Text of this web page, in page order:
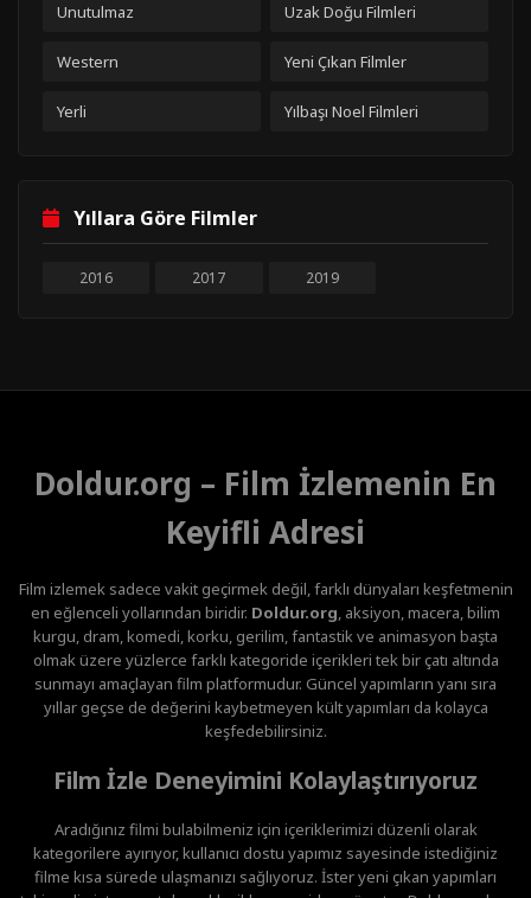
Unutulmaz Uzak Doğu Filmleri
Western Yeni Çıkan Filmler
Yerli Yılbaşı Noel Filmleri
Yıllara Göre Filmler
2016 2017 2019
Doldur.org – Film İzlemenin En
Keyifli Adresi
Film izlemek sadece vakit geçirmek değil, farklı dünyaları keşfetmenin
en eğlenceli yollarından biridir. Doldur.org, aksiyon, macera, bilim
kurgu, dram, komedi, korku, gerilim, fantastik ve animasyon başta
olmak üzere yüzlerce farklı kategoride içerikleri tek bir çatı altında
sunmayı amaçlayan film platformudur. Güncel yapımların yanı sıra
yıllar geçse de değerini kaybetmeyen kült yapımları da kolayca
keşfedebilirsiniz.
Film İzle Deneyimini Kolaylaştırıyoruz
Aradığınız filmi bulabilmeniz için içeriklerimizi düzenli olarak
kategorilere ayırıyor, kullanıcı dostu yapımız sayesinde istediğiniz
filme kısa sürede ulaşmanızı sağlıyoruz. İster yeni çıkan yapımları